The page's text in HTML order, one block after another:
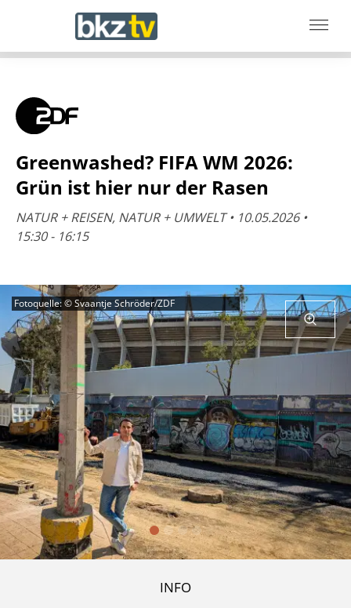
Greenwashed? FIFA WM 2026:
Grün ist hier nur der Rasen
NATUR + REISEN, NATUR + UMWELT • 10.05.2026 •
15:30 - 16:15
Fotoquelle: © Svaantje Schröder/ZDF
INFO